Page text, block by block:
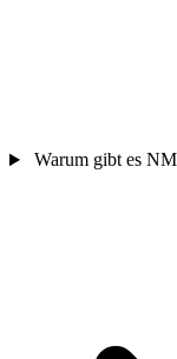
Warum gibt es